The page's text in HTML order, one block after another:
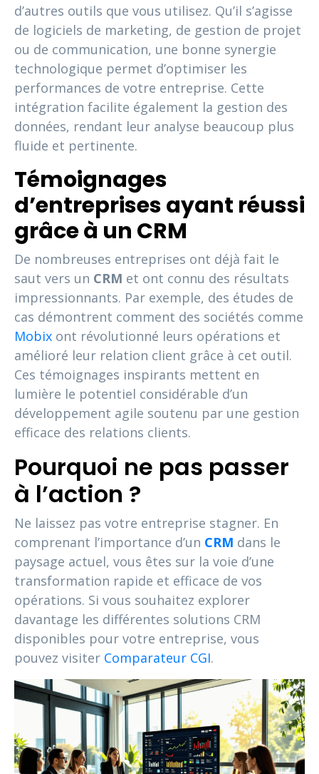
d’autres outils que vous utilisez. Qu’il s’agisse
de logiciels de marketing, de gestion de projet
ou de communication, une bonne synergie
technologique permet d’optimiser les
performances de votre entreprise. Cette
intégration facilite également la gestion des
données, rendant leur analyse beaucoup plus
fluide et pertinente.
Témoignages
d’entreprises ayant réussi
grâce à un CRM
De nombreuses entreprises ont déjà fait le
saut vers un CRM et ont connu des résultats
impressionnants. Par exemple, des études de
cas démontrent comment des sociétés comme
Mobix ont révolutionné leurs opérations et
amélioré leur relation client grâce à cet outil.
Ces témoignages inspirants mettent en
lumière le potentiel considérable d’un
développement agile soutenu par une gestion
efficace des relations clients.
Pourquoi ne pas passer
à l’action ?
Ne laissez pas votre entreprise stagner. En
comprenant l’importance d’un CRM dans le
paysage actuel, vous êtes sur la voie d’une
transformation rapide et efficace de vos
opérations. Si vous souhaitez explorer
davantage les différentes solutions CRM
disponibles pour votre entreprise, vous
pouvez visiter Comparateur CGI.